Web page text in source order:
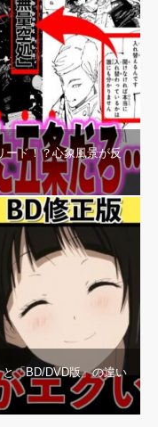
ード！？心象風景が反
「BD/DVD版」の違い